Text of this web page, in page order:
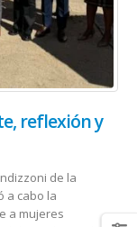
reflexión y
de la
a cabo la
a mujeres